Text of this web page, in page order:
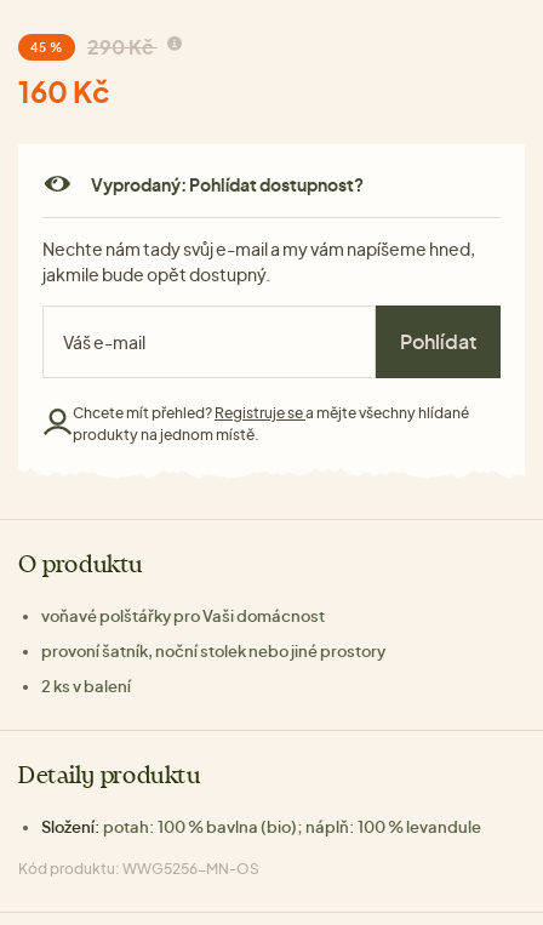
45 % 290 Kč
160 Kč
Vyprodaný: Pohlídat dostupnost?
Nechte nám tady svůj e-mail a my vám napíšeme hned,
jakmile bude opět dostupný.
Pohlídat
Chcete mít přehled? Registruje sea mějte všechny hlídané
produkty na jednom místě.
O produktu
voňavé polštářky pro Vaši domácnost
provoní šatník, noční stolek nebo jiné prostory
2 ks v balení
Detaily produktu
Složení: potah: 100 % bavlna (bio); náplň: 100 % levandule
Kód produktu: WWG5256-MN-OS